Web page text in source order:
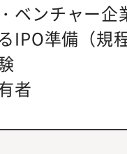
ベンチャー
IPO準備（規
者